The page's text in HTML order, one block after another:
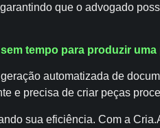
que o advogado
tempo para produzir uma
automatizada de
e precisa de criar peças
sua eficiência. Com a